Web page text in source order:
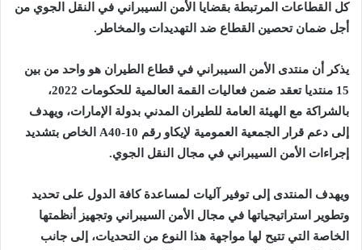
كل القطاعات المرتبطة بقضايا الأمن السيبراني في النقل الجوي من
أجل ضمان تحصين القطاع ضد التهديدات والمخاطر.
يذكر أن منتدى الأمن السيبراني في قطاع الطيران هو واحد من بين
15 منتديا تعقد ضمن فعاليات القمة العالمية للحكومات 2022،
بالشراكة مع الهيئة العامة للطيران المدني بدولة الإمارات، ويهدف
إلى دعم قرار الجمعية العمومية لإيكاو رقم A40-10 الخاص بتشديد
إجراءات الأمن السيبراني في مجال النقل الجوي.
ويهدف المنتدى إلى توفير آليات لمساعدة كافة الدول على تحديد
وتطوير استراتيجياتها في مجال الأمن السيبراني وتجهيز أنظمتها
الخاصة التي تتيح لها مواجهة هذا النوع من التحديات، إلى جانب